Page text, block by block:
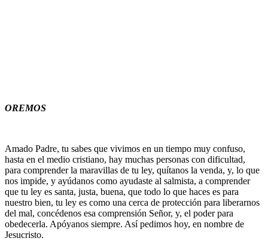
OREMOS
Amado Padre, tu sabes que vivimos en un tiempo muy confuso,
hasta en el medio cristiano, hay muchas personas con dificultad,
para comprender la maravillas de tu ley, quítanos la venda, y, lo que
nos impide, y ayúdanos como ayudaste al salmista, a comprender
que tu ley es santa, justa, buena, que todo lo que haces es para
nuestro bien, tu ley es como una cerca de protección para liberarnos
del mal, concédenos esa comprensión Señor, y, el poder para
obedecerla. Apóyanos siempre. Así pedimos hoy, en nombre de
Jesucristo.